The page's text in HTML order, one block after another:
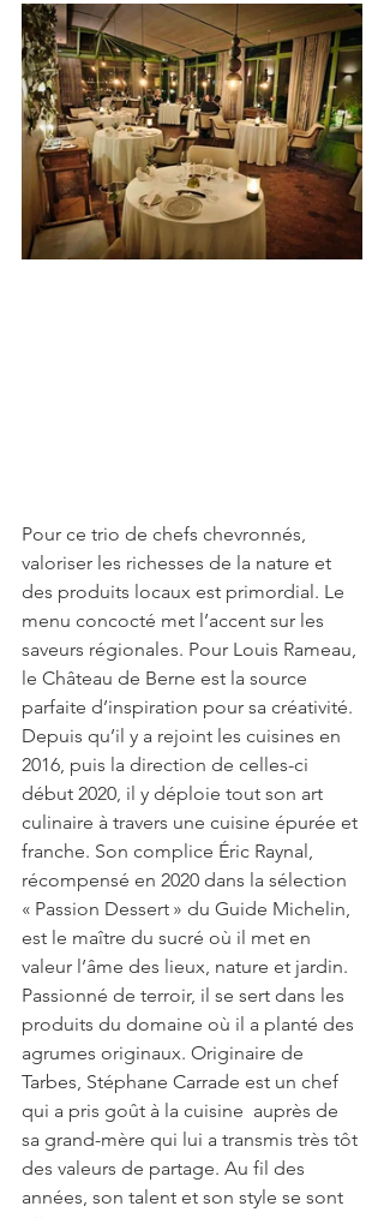
Pour ce trio de chefs chevronnés,
valoriser les richesses de la nature et
des produits locaux est primordial. Le
menu concocté met l’accent sur les
saveurs régionales. Pour Louis Rameau,
le Château de Berne est la source
parfaite d’inspiration pour sa créativité.
Depuis qu’il y a rejoint les cuisines en
2016, puis la direction de celles-ci
début 2020, il y déploie tout son art
culinaire à travers une cuisine épurée et
franche. Son complice Éric Raynal,
récompensé en 2020 dans la sélection
« Passion Dessert » du Guide Michelin,
est le maître du sucré où il met en
valeur l’âme des lieux, nature et jardin.
Passionné de terroir, il se sert dans les
produits du domaine où il a planté des
agrumes originaux. Originaire de
Tarbes, Stéphane Carrade est un chef
qui a pris goût à la cuisine  auprès de
sa grand-mère qui lui a transmis très tôt
des valeurs de partage. Au fil des
années, son talent et son style se sont